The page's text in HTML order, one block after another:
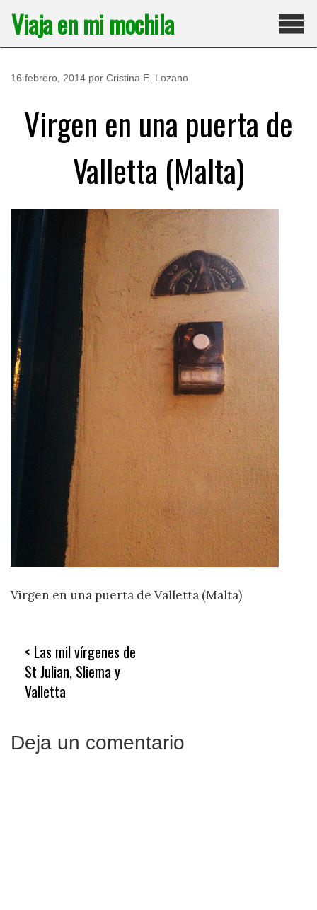
contenido
Viaja en mi mochila
16 febrero, 2014 por Cristina E. Lozano
Virgen en una puerta de
Valletta (Malta)
Virgen en una puerta de Valletta (Malta)
Navegación
de
entradas
Las mil vírgenes de
St Julian, Sliema y
Valletta
Deja un comentario